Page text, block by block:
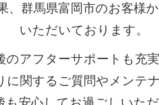
、群馬県富岡市のお客様
いただいております。
のアフターサポートも充
に関するご質問やメンテ
も安心してお過ごしいた